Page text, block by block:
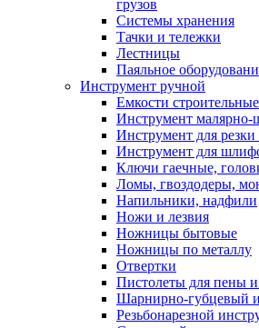
грузов
Системы хранения
Тачки и тележки
Лестницы
Паяльное
Инструмент ручной
Емкости строительные
Инструмент малярно-
Инструмент для резки
Инструмент для
Ключи гаечные,
Ломы, гвоздодеры,
Напильники, надфили
Ножи и лезвия
Ножницы бытовые
Ножницы по металлу
Отвертки
Пистолеты для пены и
Шарнирно-губцевый
Резьбонарезной